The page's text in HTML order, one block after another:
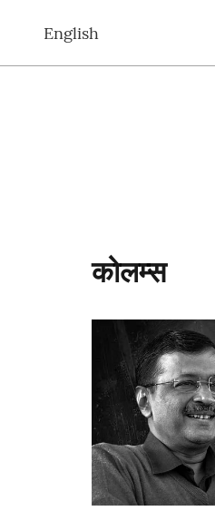
English
कोलम्स